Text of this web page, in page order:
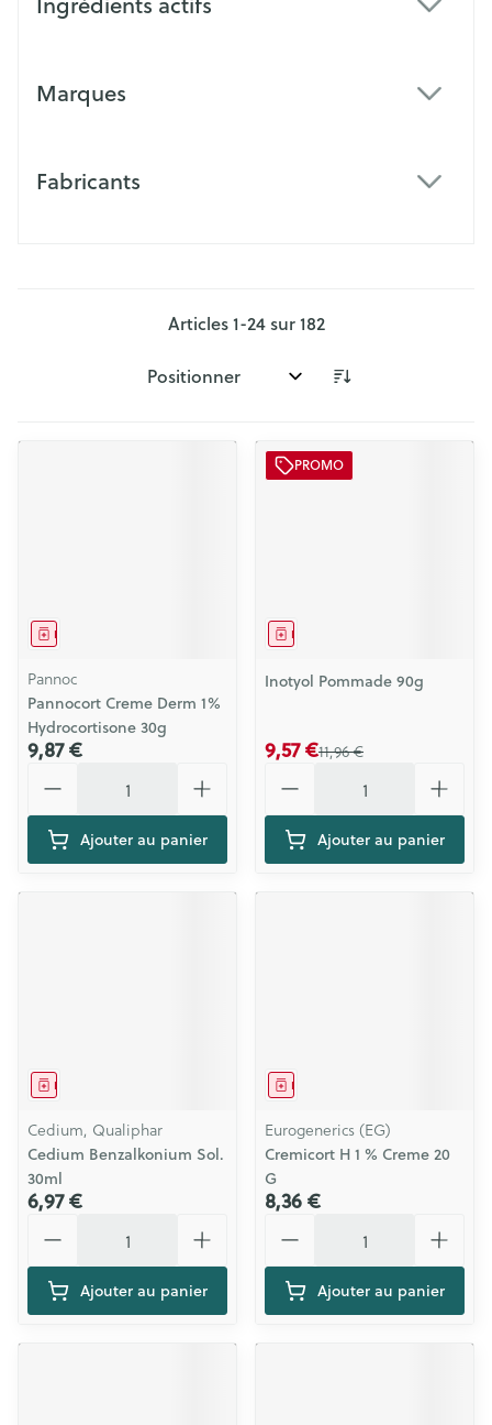
Marques
Fabricants
Articles1-24sur182
Trier par:
Médicament
Pannoc
Pannocort Creme Derm 1%
Hydrocortisone 30g
9,87 €
Ajouter au panier
PROMO
Médicament
Inotyol Pommade 90g
11,96 €
9,57 €
Ajouter au panier
Médicament
Cedium, Qualiphar
Cedium Benzalkonium Sol.
30ml
6,97 €
Ajouter au panier
Médicament
Eurogenerics (EG)
Cremicort H 1 % Creme 20
G
8,36 €
Ajouter au panier